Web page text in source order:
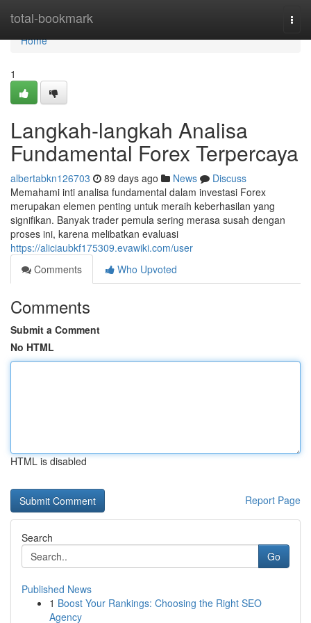
total-bookmark
Home
Home
1
Langkah-langkah Analisa
Fundamental Forex Terpercaya
albertabkn126703 89 days ago News
Discuss
Memahami inti analisa fundamental dalam investasi Forex
merupakan elemen penting untuk meraih keberhasilan yang
signifikan. Banyak trader pemula sering merasa susah dengan
proses ini, karena melibatkan evaluasi
https://aliciaubkf175309.evawiki.com/user
Comments
Who Upvoted
Comments
Submit a Comment
No HTML
HTML is disabled
Report Page
Search
Go
Published News
1 Boost Your Rankings: Choosing the Right SEO
Agency